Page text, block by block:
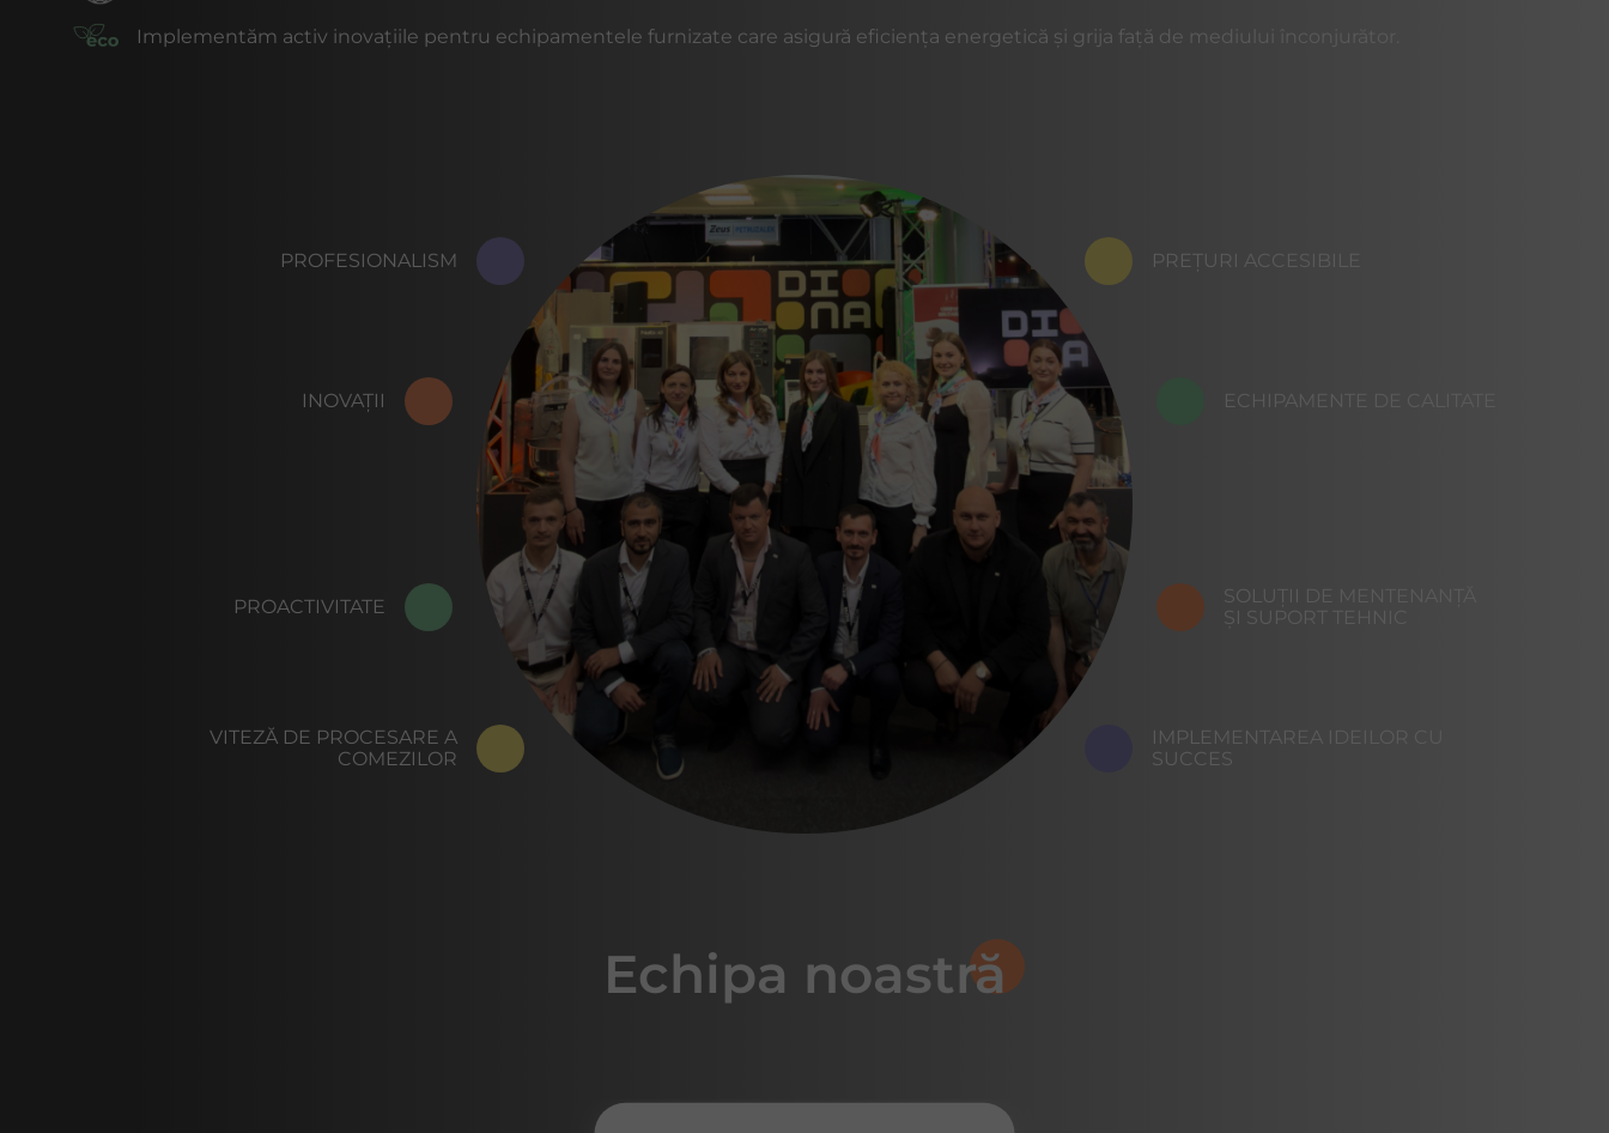
Implementăm activ inovațiile pentru echipamentele furnizate care asigură eficiența energetică și grija față de mediului înconjurător.
PROFESIONALISM
INOVAȚII
PROACTIVITATE
VITEZĂ DE PROCESARE A
COMEZILOR
PREȚURI ACCESIBILE
ECHIPAMENTE DE CALITATE
SOLUȚII DE MENTENANȚĂ
ȘI SUPORT TEHNIC
IMPLEMENTAREA IDEILOR CU
SUCCES
Echipa noastră